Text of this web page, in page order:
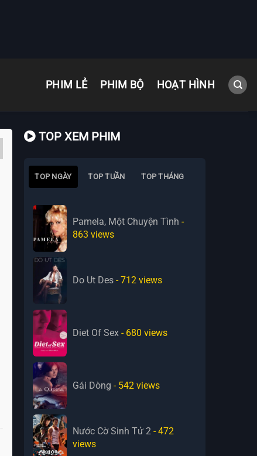
PHIM LẺ PHIM BỘ HOẠT HÌNH
TOP XEM PHIM
TOP NGÀY TOP TUẦN TOP THÁNG
Pamela, Một Chuyện Tình -
863 views
Do Ut Des - 712 views
Diet Of Sex - 680 views
Gái Dòng - 542 views
Nước Cờ Sinh Tử 2 - 472
views